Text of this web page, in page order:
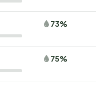
73%
75%